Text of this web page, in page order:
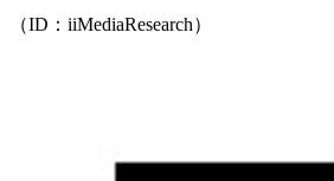
（ID：iiMediaResearch）